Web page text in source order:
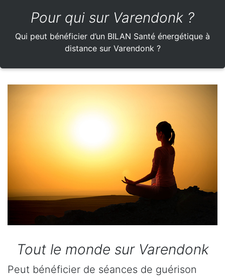
Pour qui sur Varendonk ?
Qui peut bénéficier d’un BILAN Santé énergétique à
distance sur Varendonk ?
Tout le monde sur Varendonk
Peut bénéficier de séances de guérison